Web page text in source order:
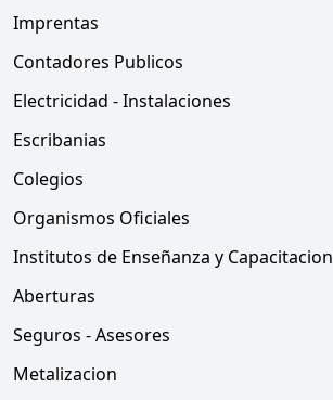
Imprentas
Contadores Publicos
Electricidad - Instalaciones
Escribanias
Colegios
Organismos Oficiales
Institutos de Enseñanza y Capacitacion
Aberturas
Seguros - Asesores
Metalizacion